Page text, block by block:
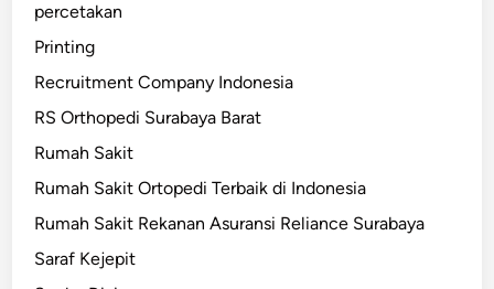
percetakan
Printing
Recruitment Company Indonesia
RS Orthopedi Surabaya Barat
Rumah Sakit
Rumah Sakit Ortopedi Terbaik di Indonesia
Rumah Sakit Rekanan Asuransi Reliance Surabaya
Saraf Kejepit